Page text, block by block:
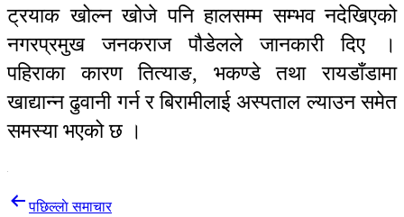
ट्रयाक खोल्न खोजे पनि हालसम्म सम्भव नदेखिएको
नगरप्रमुख जनकराज पौडेलले जानकारी दिए ।
पहिराका कारण तित्याङ, भकण्डे तथा रायडाँडामा
खाद्यान्न ढुवानी गर्न र बिरामीलाई अस्पताल ल्याउन समेत
समस्या भएको छ ।
Postपछिल्लाे समाचार